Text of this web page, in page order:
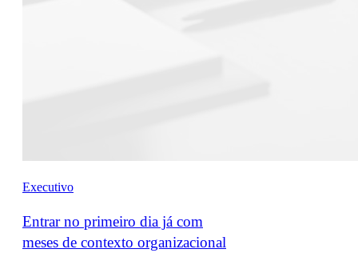
Executivo
Entrar no primeiro dia já com
meses de contexto organizacional